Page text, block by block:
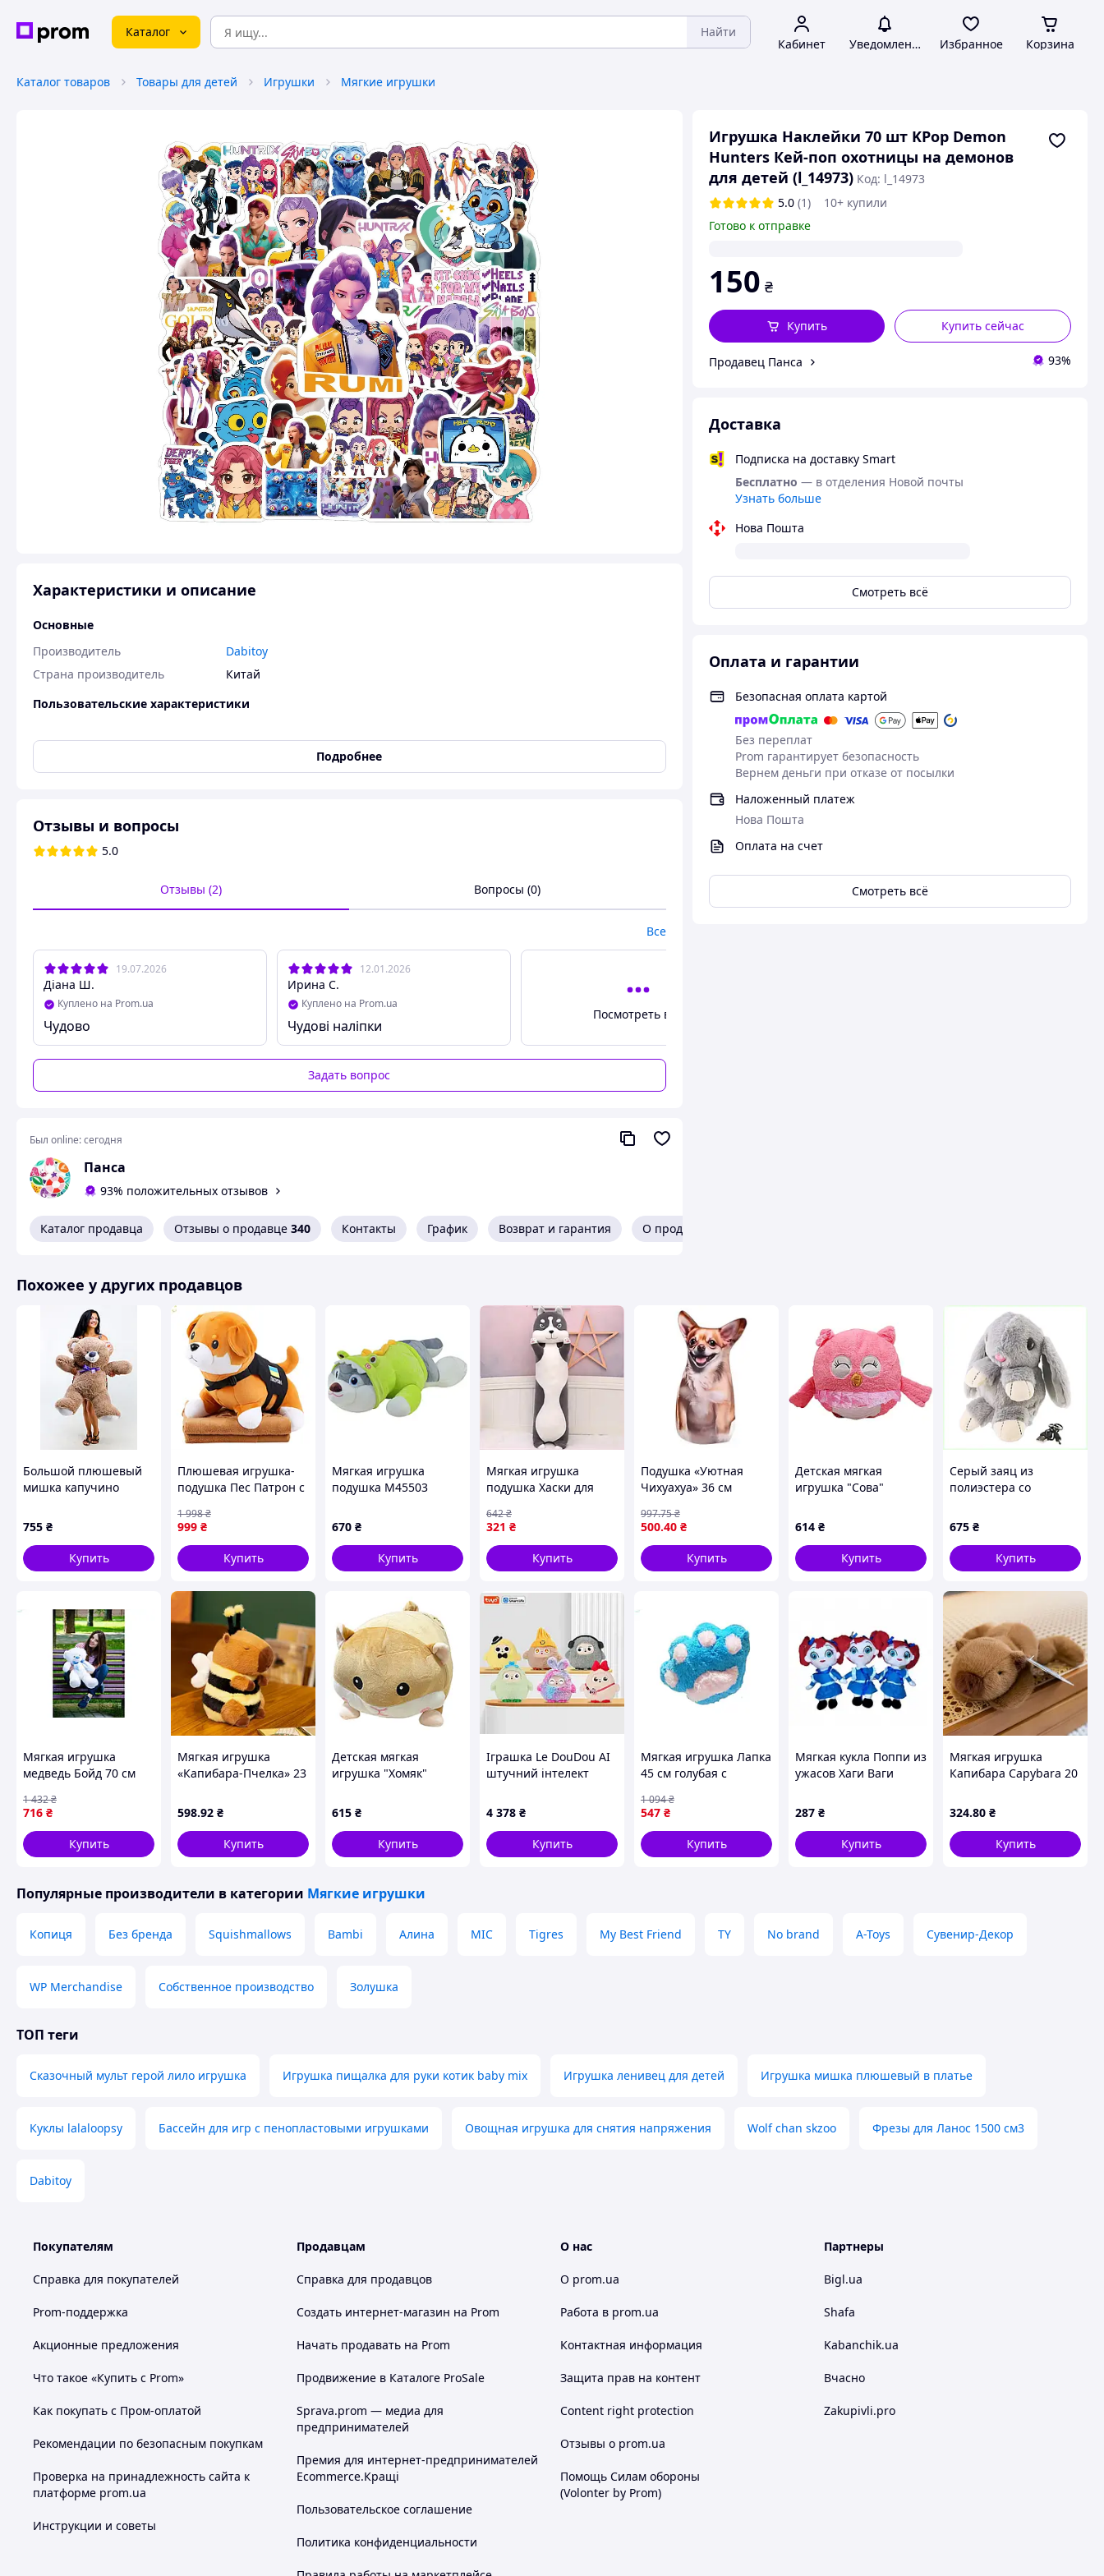
Каталог Найти
Кабинет Уведомления Избранное Корзина
Каталог товаров Товары для детей Игрушки Мягкие игрушки
Игрушка Наклейки 70 шт KPop Demon
Hunters Кей-поп охотницы на демонов
для детей (l_14973) Код: l_14973
5.0 (1)
10+ купили
Готово к отправке
150 ₴
Купить сейчас
Купить
Продавец Панса 93%
Доставка
Подписка на доставку Smart
Бесплатно — в отделения Новой почты
Узнать больше
Нова Пошта
Смотреть всё
Оплата и гарантии
Безопасная оплата картой
Без переплат
Prom гарантирует безопасность
Вернем деньги при отказе от посылки
Наложенный платеж
Нова Пошта
Оплата на счет
Смотреть всё
Характеристики и описание
Основные
Производитель
Dabitoy
Страна производитель
Китай
Пользовательские характеристики
Игрушка Наклейки 70 шт KPop Demon Hunters Кей-поп охотницы на демонов для детей (арт l_14973)-
популярная игрушки для всестороннего развития. Качественный товар по отличной цене и только в нашем
Подробнее
Отзывы и вопросы
5.0
Отзывы (2) Вопросы (0)
Все
19.07.2026
Діана Ш.
Куплено на Prom.ua
Чудово
12.01.2026
Ирина С.
Куплено на Prom.ua
Чудові наліпки
Посмотреть все
Задать вопрос
Был online:сегодня
Панса
93% положительных отзывов
Каталог продавца Отзывы о продавце 340 Контакты График Возврат и гарантия О продавце
Похожее у других продавцов
Большой плюшевый
мишка капучино
Большой мягкий
плюшевый медведь 1
м
755 ₴
Купить
Плюшевая игрушка-
подушка Пес Патрон с
110x140 см для детей
коричневого цвета
509-6BR
999 ₴
1 998₴
Купить
Мягкая игрушка
подушка M45503
670 ₴
Купить
Мягкая игрушка
подушка Хаски для
антистресс серый
комфортный элемент
декора
321 ₴
642₴
Купить
Подушка «Уютная
Чихуахуа» 36 см
игрушка)
500.40 ₴
997.75₴
Купить
Детская мягкая
игрушка "Сова"
пледом, размер 45 см
614 ₴
Купить
Серый заяц из
полиэстера со
5CK733119
675 ₴
Купить
Мягкая игрушка
медведь Бойд 70 см
детей и взрослых друг
и подушка.
716 ₴
1 432₴
Купить
Мягкая игрушка
«Капибара-Пчелка» 23
598.92 ₴
Купить
Детская мягкая
игрушка "Хомяк"
с пледом, размер 50
см
615 ₴
Купить
Іграшка Le DouDou AI
штучний інтелект
28см
4 378 ₴
Купить
Мягкая игрушка Лапка
45 см голубая с
развивающая и
уютная игрушка
547 ₴
1 094₴
Купить
Мягкая кукла Поппи из
ужасов Хаги Ваги
287 ₴
Купить
Мягкая игрушка
Капибара Capybara 20
324.80 ₴
Купить
Популярные производители в категории Мягкие игрушки
Копиця Без бренда Squishmallows Bambi Алина MIC Tigres My Best Friend TY No brand A-Toys Сувенир-Декор
WP Merchandise Собственное производство Золушка
ТОП теги
Сказочный мульт герой лило игрушка Игрушка пищалка для руки котик baby mix Игрушка ленивец для детей Игрушка мишка плюшевый в платье
Куклы lalaloopsy Бассейн для игр с пенопластовыми игрушками Овощная игрушка для снятия напряжения Wolf chan skzoo Фрезы для Ланос 1500 см3
Dabitoy
Покупателям
Справка для покупателей
Prom-поддержка
Акционные предложения
Что такое «Купить с Prom»
Как покупать с Пром-оплатой
Рекомендации по безопасным покупкам
Проверка на принадлежность сайта к
платформе prom.ua
Инструкции и советы
Продавцам
Справка для продавцов
Создать интернет-магазин на Prom
Начать продавать на Prom
Продвижение в Каталоге ProSale
Sprava.prom — медиа для
предпринимателей
Премия для интернет-предпринимателей
Ecommerce.Кращі
Пользовательское соглашение
Политика конфиденциальности
О нас
О prom.ua
Работа в prom.ua
Контактная информация
Защита прав на контент
Content right protection
Отзывы о prom.ua
Помощь Силам обороны
(Volonter by Prom)
Партнеры
Bigl.ua
Shafa
Kabanchik.ua
Вчасно
Zakupivli.pro